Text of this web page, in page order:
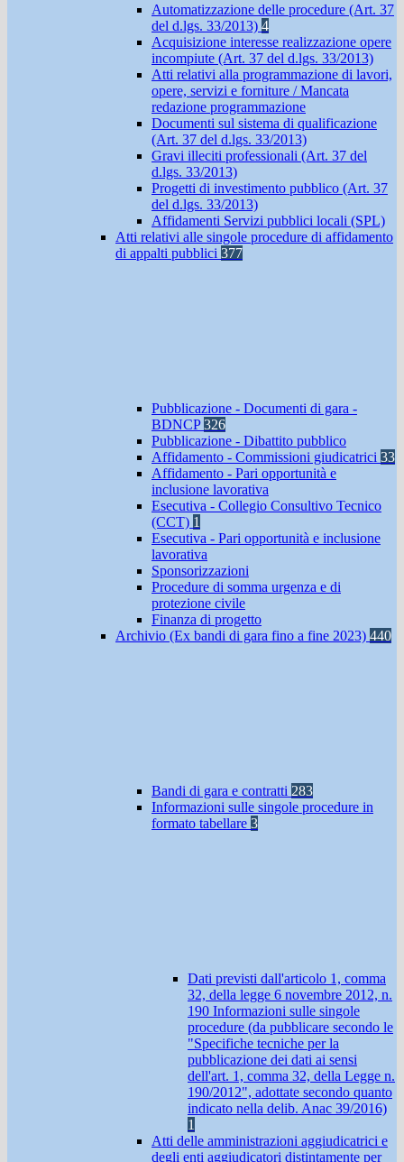
Automatizzazione delle procedure (Art. 37
del d.lgs. 33/2013) 4
Acquisizione interesse realizzazione opere
incompiute (Art. 37 del d.lgs. 33/2013)
Atti relativi alla programmazione di lavori,
opere, servizi e forniture / Mancata
redazione programmazione
Documenti sul sistema di qualificazione
(Art. 37 del d.lgs. 33/2013)
Gravi illeciti professionali (Art. 37 del
d.lgs. 33/2013)
Progetti di investimento pubblico (Art. 37
del d.lgs. 33/2013)
Affidamenti Servizi pubblici locali (SPL)
Atti relativi alle singole procedure di affidamento
di appalti pubblici 377
Pubblicazione - Documenti di gara -
BDNCP326
Pubblicazione - Dibattito pubblico
Affidamento - Commissioni giudicatrici 33
Affidamento - Pari opportunità e
inclusione lavorativa
Esecutiva - Collegio Consultivo Tecnico
(CCT) 1
Esecutiva - Pari opportunità e inclusione
lavorativa
Sponsorizzazioni
Procedure di somma urgenza e di
protezione civile
Finanza di progetto
Archivio (Ex bandi di gara fino a fine 2023) 440
Bandi di gara e contratti 283
Informazioni sulle singole procedure in
formato tabellare 3
Dati previsti dall'articolo 1, comma
32, della legge 6 novembre 2012, n.
190 Informazioni sulle singole
procedure (da pubblicare secondo le
"Specifiche tecniche per la
pubblicazione dei dati ai sensi
dell'art. 1, comma 32, della Legge n.
190/2012", adottate secondo quanto
indicato nella delib. Anac 39/2016)
1
Atti delle amministrazioni aggiudicatrici e
degli enti aggiudicatori distintamente per